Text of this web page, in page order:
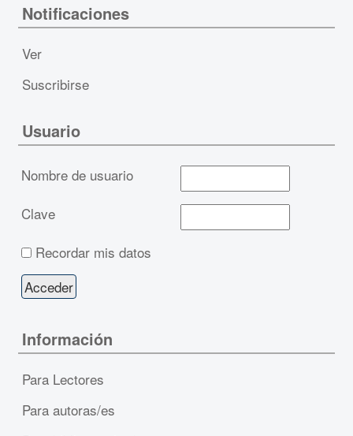
Notificaciones
Ver
Suscribirse
Usuario
Nombre de usuario
Clave
Recordar mis datos
Información
Para Lectores
Para autoras/es